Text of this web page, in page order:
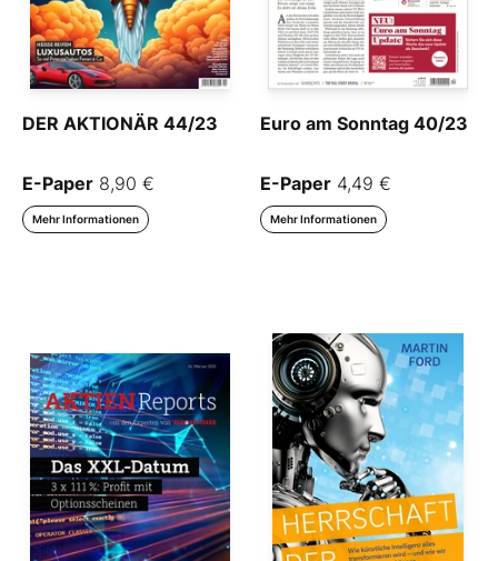
DER AKTIONÄR 44/23
E-Paper 8,90 €
Mehr Informationen
Euro am Sonntag 40/23
E-Paper 4,49 €
Mehr Informationen